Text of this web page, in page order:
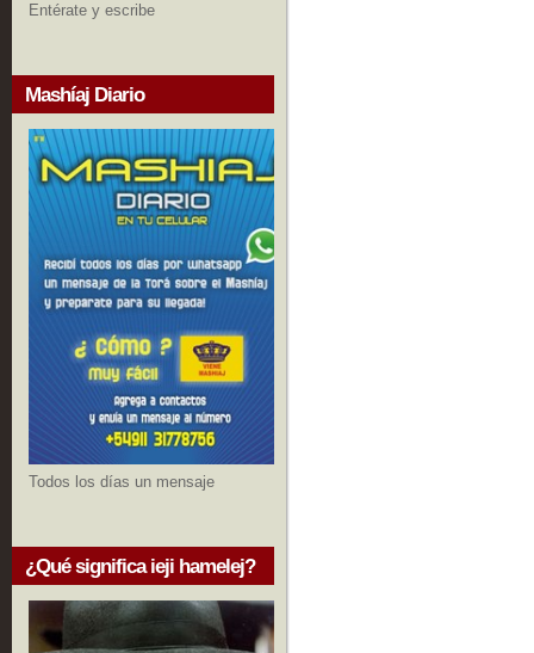
Entérate y escribe
Mashíaj Diario
Todos los días un mensaje
¿Qué significa ieji hamelej?